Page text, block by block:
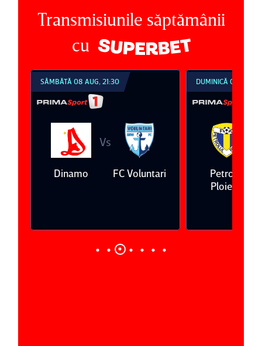
Transmisiunile săptămânii
cu
SÂMBĂTĂ 08 AUG, 21:30
Dinamo
Vs
FC Voluntari
DUMINICĂ 09 AUG,
Petrolul
Ploieşti